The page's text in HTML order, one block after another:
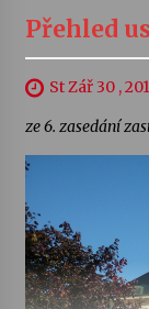
Přehled
St Zář 30 ,
ze 6. zasedání